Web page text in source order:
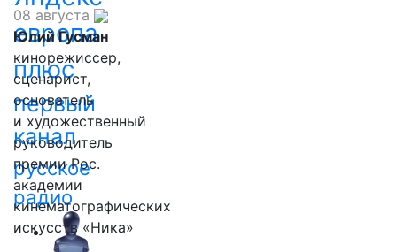
европа
плюс
первый
канал
русское
радио
08 августа
Юлий Гусман
кинорежиссер,
сценарист,
основатель
и художественный
руководитель
премии Рос.
академии
кинематографических
искусств «Ника»